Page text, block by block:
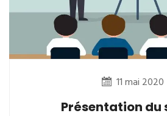
11 mai 2020
Présentation du